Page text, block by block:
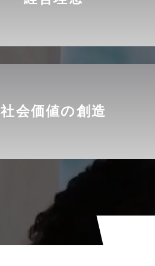
社会価値の創造